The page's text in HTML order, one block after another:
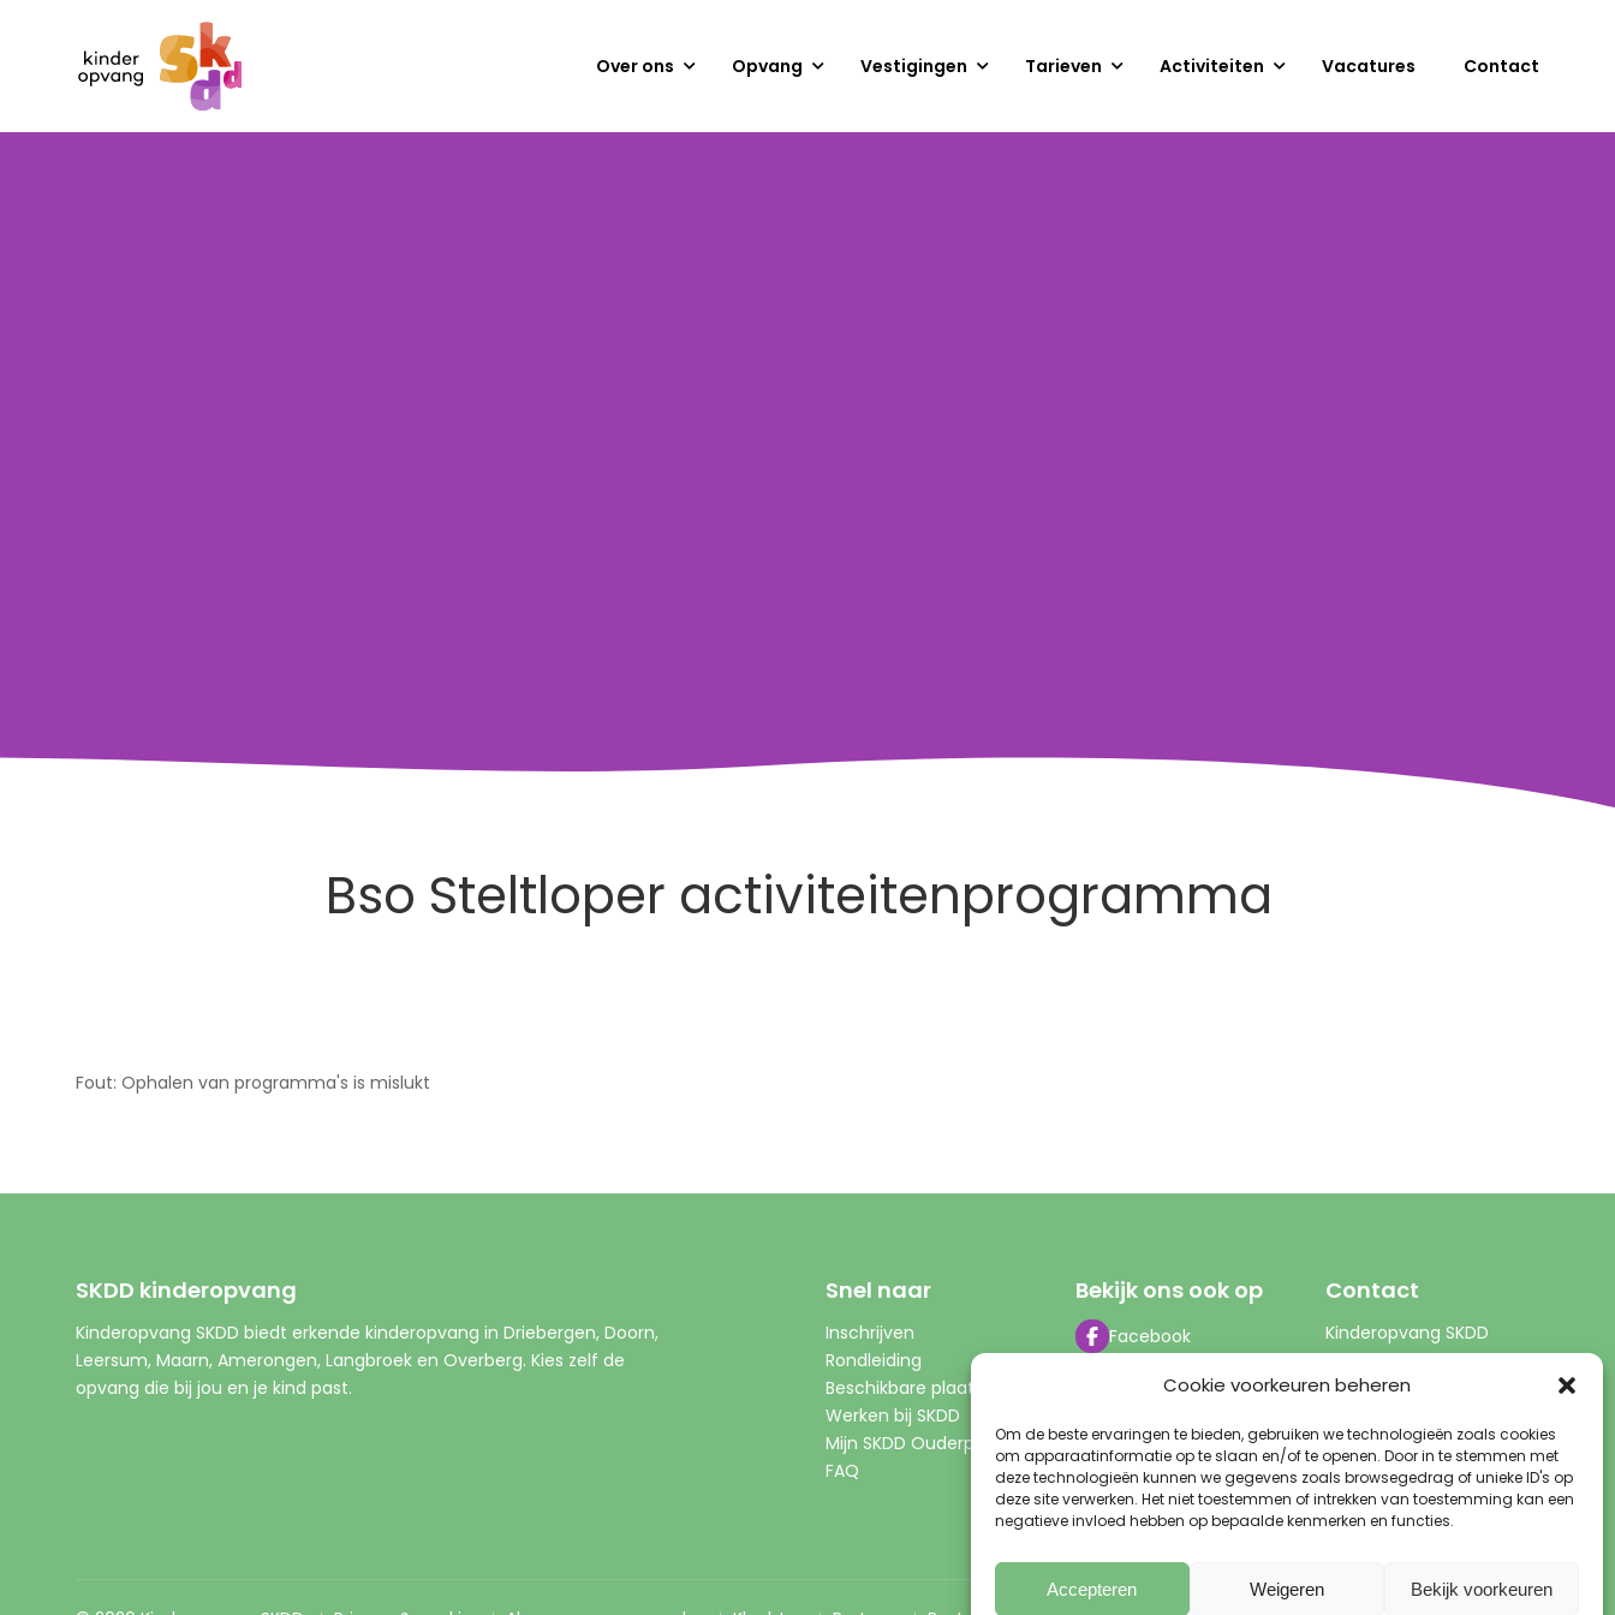
Cookie voorkeuren beheren
Om de beste ervaringen te bieden, gebruiken we technologieën zoals cookies
om apparaatinformatie op te slaan en/of te openen. Door in te stemmen met
deze technologieën kunnen we gegevens zoals browsegedrag of unieke ID's op
deze site verwerken. Het niet toestemmen of intrekken van toestemming kan een
negatieve invloed hebben op bepaalde kenmerken en functies.
Accepteren Weigeren Bekijk voorkeuren
Over ons Opvang Vestigingen Tarieven Activiteiten Vacatures Contact
Bso Steltloper activiteiten­programma
SKDD kinderopvang
Kinderopvang SKDD biedt erkende kinderopvang in Driebergen, Doorn,
Leersum, Maarn, Amerongen, Langbroek en Overberg. Kies zelf de
opvang die bij jou en je kind past.
Snel naar
Inschrijven
Rondleiding
Beschikbare plaatsen
Werken bij SKDD
Mijn SKDD Ouderportaal
FAQ
Bekijk ons ook op
Facebook
Instagram
LinkedIn
Contact
Kinderopvang SKDD
Servicekantoor
Perzikengaard 25
info@skdd.nl
0343 - 51 60 00
(tussen 9-13 uur)